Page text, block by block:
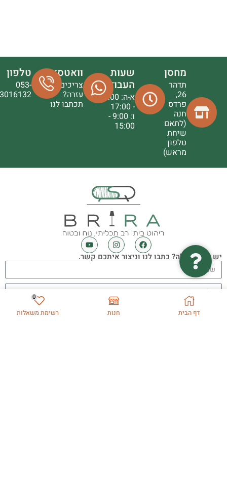
דף הבית חנות
0
רשימת משאלות
מחסן
תדהר
26,
פרדס
חנה
(לתאם
שיחת
טלפון
מראש)
שעות
העבודה
א-ה: 9:00
- 17:00
ו: 9:00 -
15:00
וואטסאפ
צריכים
עזרה?
תכתבו לנו
טלפון
053-
3016132
יש לכם שאלה? כתבו לנו וניצור איתכם קשר.